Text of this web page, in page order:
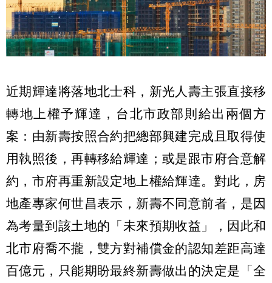
近期輝達將落地北士科，新光人壽主張直接移
轉地上權予輝達，台北市政部則給出兩個方
案：由新壽按照合約把總部興建完成且取得使
用執照後，再轉移給輝達；或是跟市府合意解
約，市府再重新設定地上權給輝達。對此，房
地產專家何世昌表示，新壽不同意前者，是因
為考量到該土地的「未來預期收益」，因此和
北市府喬不攏，雙方對補償金的認知差距高達
百億元，只能期盼最終新壽做出的決定是「全